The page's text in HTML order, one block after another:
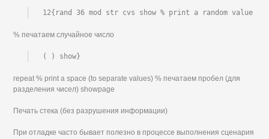
12{rand 36 mod str cvs show % print a random value
% печатаем случайное число
( ) show}
repeat % print a space (to separate values) % печатаем пробел (для
разделения чисел) showpage
Печать стека (без разрушения информации)
При отладке часто бывает полезно в процессе выполнения сценария